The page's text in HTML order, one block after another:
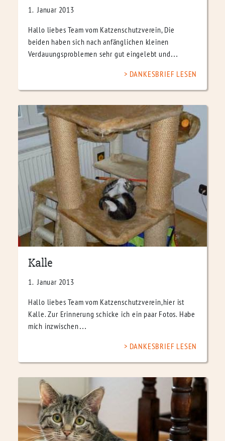
1. Januar 2013
Hallo liebes Team vom Katzenschutzverein, Die
beiden haben sich nach anfänglichen kleinen
Verdauungsproblemen sehr gut eingelebt und…
DANKESBRIEF LESEN
Kalle
1. Januar 2013
Hallo liebes Team vom Katzenschutzverein,hier ist
Kalle. Zur Erinnerung schicke ich ein paar Fotos. Habe
mich inzwischen…
DANKESBRIEF LESEN